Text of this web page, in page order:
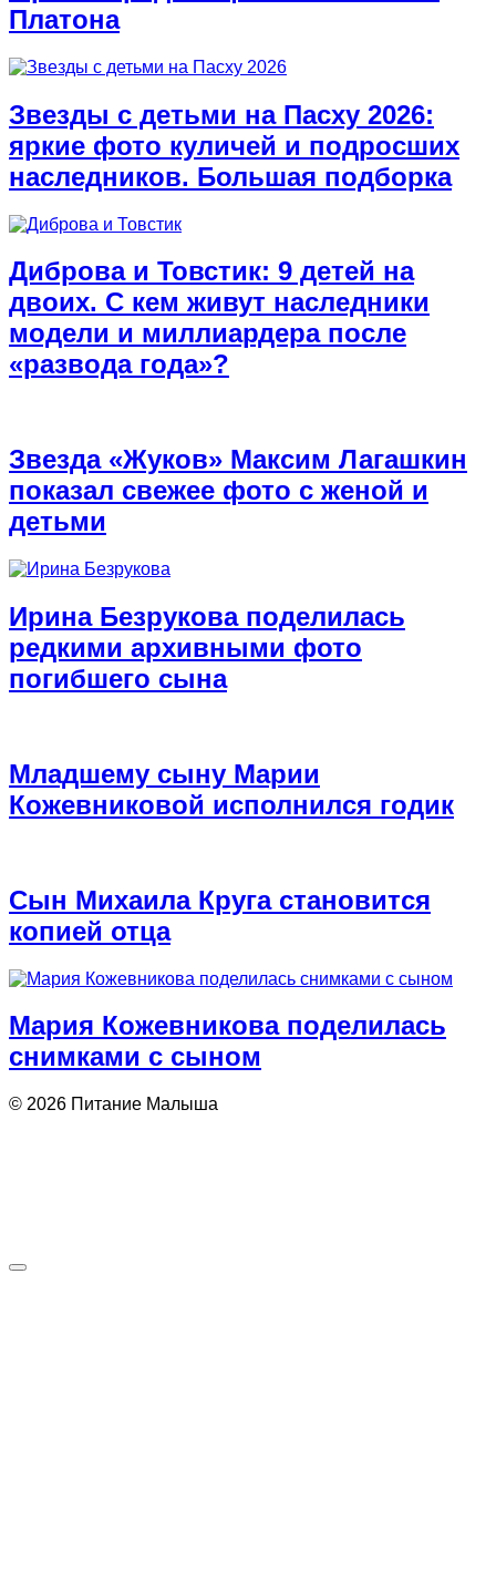
Платона
Звезды с детьми на Пасху 2026:
яркие фото куличей и подросших
наследников. Большая подборка
Диброва и Товстик: 9 детей на
двоих. С кем живут наследники
модели и миллиардера после
«развода года»?
Звезда «Жуков» Максим Лагашкин
показал свежее фото с женой и
детьми
Ирина Безрукова поделилась
редкими архивными фото
погибшего сына
Младшему сыну Марии
Кожевниковой исполнился годик
Сын Михаила Круга становится
копией отца
Мария Кожевникова поделилась
снимками с сыном
© 2026 Питание Малыша